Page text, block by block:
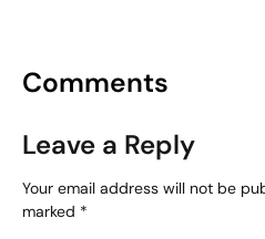
Comments
Leave a Reply
Your email address will not be
marked *